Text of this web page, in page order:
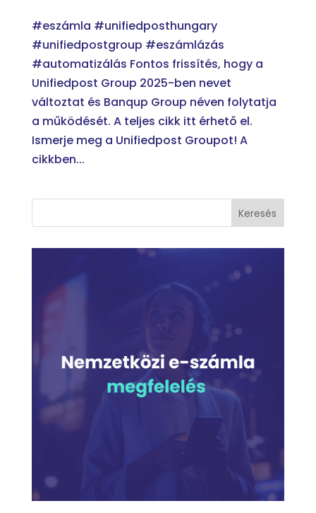
#eszámla #unifiedposthungary
#unifiedpostgroup #eszámlázás
#automatizálás Fontos frissítés, hogy a
Unifiedpost Group 2025-ben nevet
változtat és Banqup Group néven folytatja
a működését. A teljes cikk itt érhető el.
Ismerje meg a Unifiedpost Groupot! A
cikkben...